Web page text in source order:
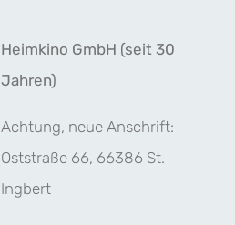
Heimkino GmbH (seit 30
Jahren)
Achtung, neue Anschrift:
Oststraße 66, 66386 St.
Ingbert